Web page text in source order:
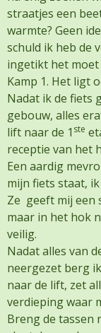
straatjes een
warmte? Geen
schuld ik heb de
ingetikt het moet
Kamp 1. Het ligt
Nadat ik de fiets
gebouw, alles
lift naar de 1 ste
receptie van het
Een aardig
mijn fiets staat,
Ze geeft mij een
maar in het hok
veilig.
Nadat alles van
neergezet berg
naar de lift, zet
verdieping waar
Breng de tassen